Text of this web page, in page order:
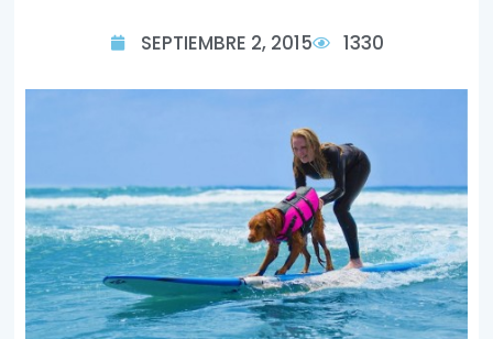
SEPTIEMBRE 2, 2015 1330